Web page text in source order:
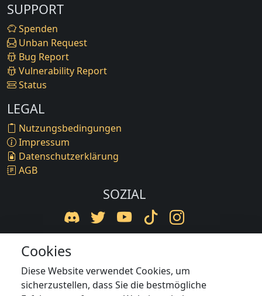
Cookies
Diese Website verwendet Cookies, um
sicherzustellen, dass Sie die bestmögliche
SUPPORT
Spenden
Unban Request
Bug Report
Vulnerability Report
Status
LEGAL
Nutzungsbedingungen
Impressum
Datenschutzerklärung
AGB
SOZIAL
BaxNetzwerk oder Rechteinhabern und dürfen nicht
ohne Zustimmung genutzt werden.